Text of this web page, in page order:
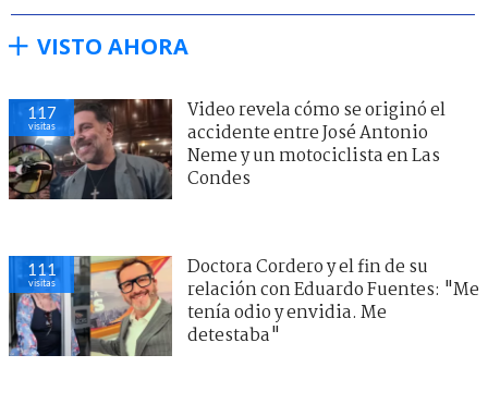
VISTO AHORA
117
visitas
Video revela cómo se originó el
accidente entre José Antonio
Neme y un motociclista en Las
Condes
111
visitas
Doctora Cordero y el fin de su
relación con Eduardo Fuentes: "Me
tenía odio y envidia. Me
detestaba"